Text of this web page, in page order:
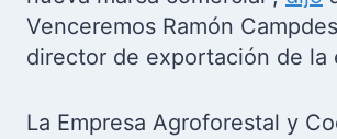
Venceremos Ramón
director de exportación de la
La Empresa Agroforestal y